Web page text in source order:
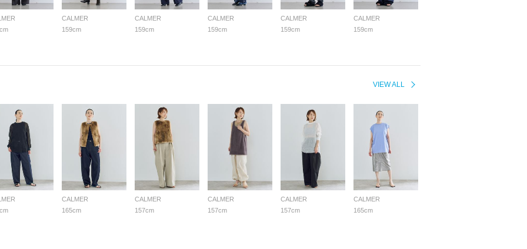
CALMER
159cm
CALMER
159cm
CALMER
159cm
CALMER
159cm
CALMER
159cm
VIEW ALL
CALMER
165cm
CALMER
157cm
CALMER
157cm
CALMER
157cm
CALMER
165cm